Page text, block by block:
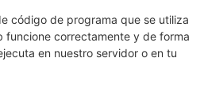
código de programa que se utiliza
funcione correctamente y de forma
en nuestro servidor o en tu